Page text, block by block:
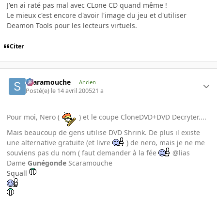
J'en ai raté pas mal avec CLone CD quand même !
Le mieux c'est encore d'avoir l'image du jeu et d'utiliser
Deamon Tools pour les lecteurs virtuels.
Citer
Scaramouche Ancien
Posté(e) le 14 avril 200521 a
Pour moi, Nero (
) et le coupe CloneDVD+DVD Decryter....
Mais beaucoup de gens utilise DVD Shrink. De plus il existe
une alternative gratuite (et livre
) de nero, mais je ne me
souviens pas du nom ( faut demander à la fée
@lias
Dame Gunégonde Scaramouche
Squall